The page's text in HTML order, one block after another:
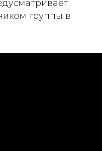
группы в